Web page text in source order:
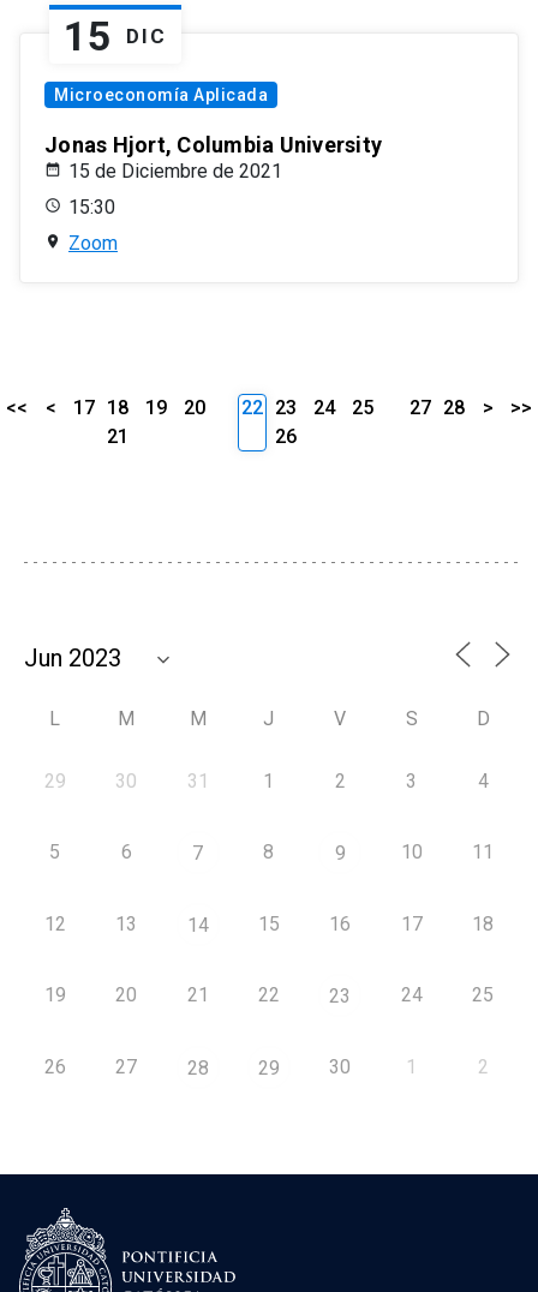
15 DIC
Microeconomía Aplicada
Jonas Hjort, Columbia University
15 de Diciembre de 2021
15:30
Zoom
<< < 17 18 19
20
21
22 23 24
25
26
27 28 > >>
L M M J V S D
29 30 31 1 2 3 4
5 6 7 8 9 10 11
12 13 14 15 16 17 18
19 20 21 22 23 24 25
26 27 28 29 30 1 2